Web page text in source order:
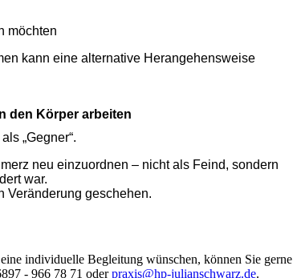
möchten
kann eine alternative Herangehensweise
den Körper arbeiten
„Gegner“.
neu einzuordnen – nicht als Feind, sondern
war.
Veränderung geschehen.
individuelle Begleitung wünschen, können Sie gerne
- 966 78 71 oderpraxis@hp-julianschwarz.de.